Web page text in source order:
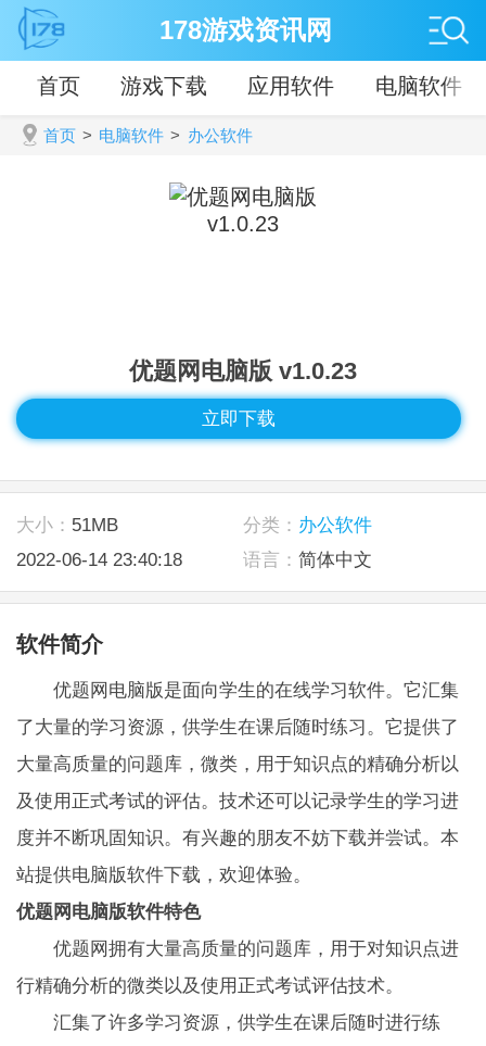
178游戏资讯网
首页 游戏下载 应用软件 电脑软件
首页 > 电脑软件 > 办公软件
优题网电脑版 v1.0.23
立即下载
大小： 51MB 分类： 办公软件
2022-06-14 23:40:18
语言： 简体中文
软件简介
优题网电脑版是面向学生的在线学习软件。它汇集
了大量的学习资源，供学生在课后随时练习。它提供了
大量高质量的问题库，微类，用于知识点的精确分析以
及使用正式考试的评估。技术还可以记录学生的学习进
度并不断巩固知识。有兴趣的朋友不妨下载并尝试。本
站提供电脑版软件下载，欢迎体验。
优题网电脑版软件特色
优题网拥有大量高质量的问题库，用于对知识点进
行精确分析的微类以及使用正式考试评估技术。
汇集了许多学习资源，供学生在课后随时进行练